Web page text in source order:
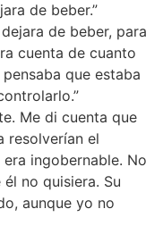
de beber.”
de beber, para
cuenta de cuanto
que estaba
Me di cuenta que
resolverían el
ingobernable. No
no quisiera. Su
aunque yo no